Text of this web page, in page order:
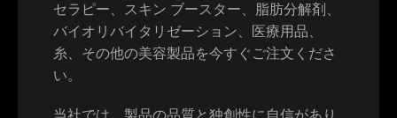
セラピー、スキン ブースター、脂肪分解剤、
バイオリバイタリゼーション、医療用品、
糸、その他の美容製品を今すぐご注文くださ
い。